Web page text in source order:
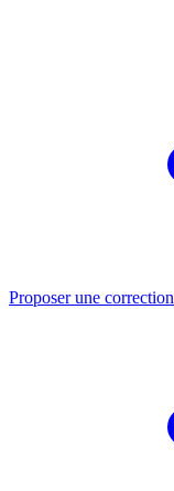
Proposer une correction